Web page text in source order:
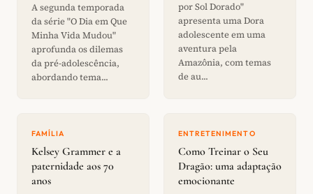
A segunda temporada
da série "O Dia em Que
Minha Vida Mudou"
aprofunda os dilemas
da pré-adolescência,
abordando tema...
por Sol Dorado"
apresenta uma Dora
adolescente em uma
aventura pela
Amazônia, com temas
de au...
FAMÍLIA
Kelsey Grammer e a
paternidade aos 70
anos
ENTRETENIMENTO
Como Treinar o Seu
Dragão: uma adaptação
emocionante